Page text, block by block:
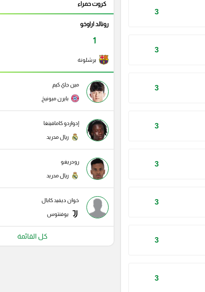
3
3
3
3
3
3
3
3
كروت حمراء
رونالد اراوخو
1
برشلونة
مين جاي كيم
بايرن ميونيخ
إدواردو كامافينغا
ريال مدريد
رودريغو
ريال مدريد
خوان ديفيد كابال
يوفنتوس
كل القائمة